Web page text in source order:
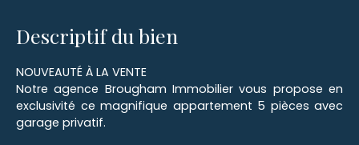
Descriptif du bien
NOUVEAUTÉ À LA VENTE
Notre agence Brougham Immobilier vous propose en
exclusivité ce magnifique appartement 5 pièces avec
garage privatif.